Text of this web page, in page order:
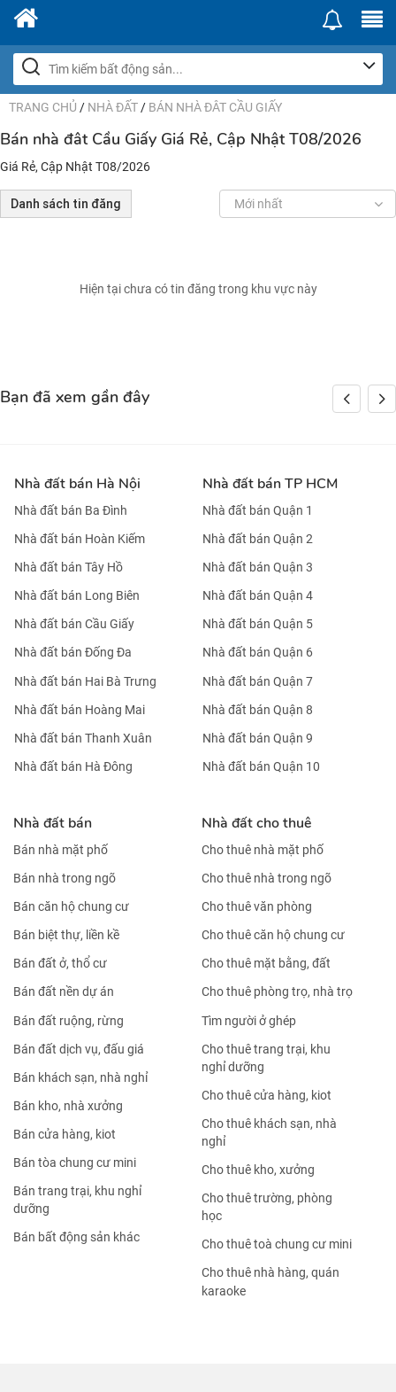
TRANG CHỦ / NHÀ ĐẤT / BÁN NHÀ ĐÂT CẦU GIẤY
Bán nhà đât Cầu Giấy Giá Rẻ, Cập Nhật T08/2026
Giá Rẻ, Cập Nhật T08/2026
Danh sách tin đăng Mới nhất
Hiện tại chưa có tin đăng trong khu vực này
Bạn đã xem gần đây
Nhà đất bán Hà Nội
Nhà đất bán Ba Đình
Nhà đất bán Hoàn Kiếm
Nhà đất bán Tây Hồ
Nhà đất bán Long Biên
Nhà đất bán Cầu Giấy
Nhà đất bán Đống Đa
Nhà đất bán Hai Bà Trưng
Nhà đất bán Hoàng Mai
Nhà đất bán Thanh Xuân
Nhà đất bán Hà Đông
Nhà đất bán TP HCM
Nhà đất bán Quận 1
Nhà đất bán Quận 2
Nhà đất bán Quận 3
Nhà đất bán Quận 4
Nhà đất bán Quận 5
Nhà đất bán Quận 6
Nhà đất bán Quận 7
Nhà đất bán Quận 8
Nhà đất bán Quận 9
Nhà đất bán Quận 10
Nhà đất bán
Bán nhà mặt phố
Bán nhà trong ngõ
Bán căn hộ chung cư
Bán biệt thự, liền kề
Bán đất ở, thổ cư
Bán đất nền dự án
Bán đất ruộng, rừng
Bán đất dịch vụ, đấu giá
Bán khách sạn, nhà nghỉ
Bán kho, nhà xưởng
Bán cửa hàng, kiot
Bán tòa chung cư mini
Bán trang trại, khu nghỉ
dưỡng
Bán bất động sản khác
Nhà đất cho thuê
Cho thuê nhà mặt phố
Cho thuê nhà trong ngõ
Cho thuê văn phòng
Cho thuê căn hộ chung cư
Cho thuê mặt bằng, đất
Cho thuê phòng trọ, nhà trọ
Tìm người ở ghép
Cho thuê trang trại, khu
nghỉ dưỡng
Cho thuê cửa hàng, kiot
Cho thuê khách sạn, nhà
nghỉ
Cho thuê kho, xưởng
Cho thuê trường, phòng
học
Cho thuê toà chung cư mini
Cho thuê nhà hàng, quán
karaoke